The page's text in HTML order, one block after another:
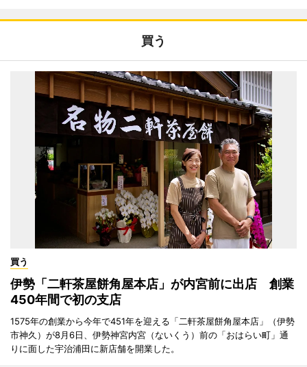
買う
買う
伊勢「二軒茶屋餅角屋本店」が内宮前に出店 創業
450年間で初の支店
1575年の創業から今年で451年を迎える「二軒茶屋餅角屋本店」（伊勢
市神久）が8月6日、伊勢神宮内宮（ないくう）前の「おはらい町」通
りに面した宇治浦田に新店舗を開業した。